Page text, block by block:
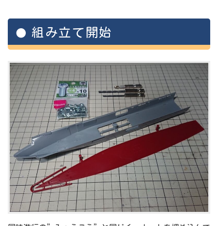
組み立て開始